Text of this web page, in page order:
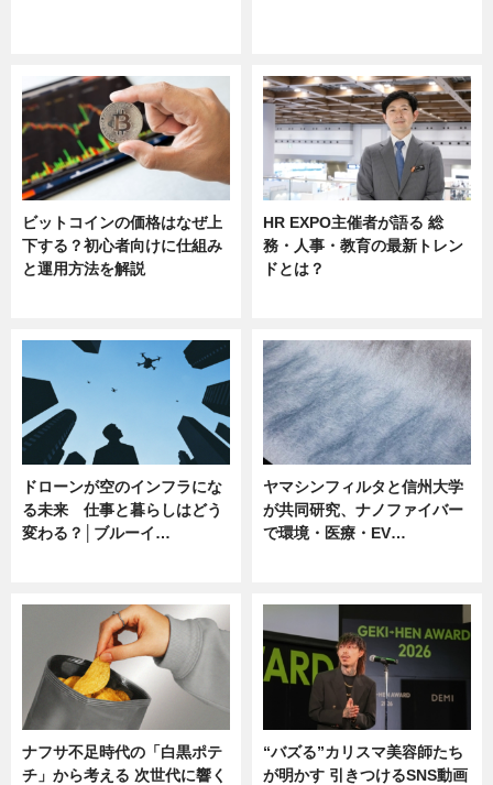
ビットコインの価格はなぜ上
下する？初心者向けに仕組み
と運用方法を解説
HR EXPO主催者が語る 総
務・人事・教育の最新トレン
ドとは？
ドローンが空のインフラにな
る未来 仕事と暮らしはどう
変わる？│ブルーイ…
ヤマシンフィルタと信州大学
が共同研究、ナノファイバー
で環境・医療・EV…
ナフサ不足時代の「白黒ポテ
チ」から考える 次世代に響く
“バズる”カリスマ美容師たち
が明かす 引きつけるSNS動画